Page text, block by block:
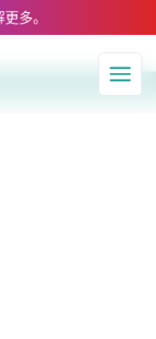
多。
导航